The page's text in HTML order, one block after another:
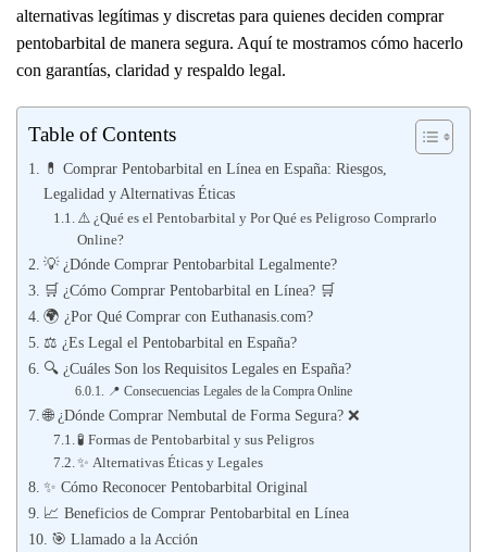
alternativas legítimas y discretas para quienes deciden comprar
pentobarbital de manera segura. Aquí te mostramos cómo hacerlo
con garantías, claridad y respaldo legal.
Table of Contents
💊 Comprar Pentobarbital en Línea en España: Riesgos,
Legalidad y Alternativas Éticas
⚠️ ¿Qué es el Pentobarbital y Por Qué es Peligroso Comprarlo
Online?
💡 ¿Dónde Comprar Pentobarbital Legalmente?
🛒 ¿Cómo Comprar Pentobarbital en Línea? 🛒
🌍 ¿Por Qué Comprar con Euthanasis.com?
⚖️ ¿Es Legal el Pentobarbital en España?
🔍 ¿Cuáles Son los Requisitos Legales en España?
📍 Consecuencias Legales de la Compra Online
🌐 ¿Dónde Comprar Nembutal de Forma Segura? ❌
🧪 Formas de Pentobarbital y sus Peligros
✨ Alternativas Éticas y Legales
✨ Cómo Reconocer Pentobarbital Original
📈 Beneficios de Comprar Pentobarbital en Línea
🎯 Llamado a la Acción